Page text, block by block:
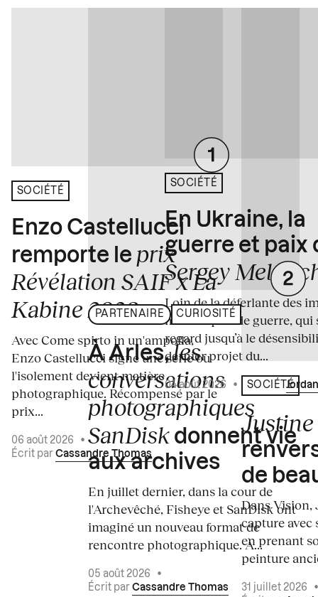
SOCIÉTÉ
Enzo Castellucci
remporte le prix
Révélation SAIF x La
Kabine 2026
Avec Come spirto in un'ampolla,
Enzo Castellucci signe une série où
l'isolement devient matière
photographique. Récompensé par le
prix...
06 août 2026
•
Écrit par Cassandre Thomas
PARTENAIRE CURIOSITÉ
À Arles,les
conversations
photographiques
SanDisk donnent vie
aux archives
En juillet dernier, dans la cour de
l'Archevêché, Fisheye et SanDisk ont
imaginé un nouveau format de
rencontre photographique. À...
05 août 2026
•
Écrit par Cassandre Thomas
SOCIÉTÉ
En Ukraine, la
guerre et paix
Sergey
Loin de la déferlante des
médiatiques de guerre, qui
regard jusqu’à le
dernier projet du...
04 août 2026 • Écrit par
SOCIÉTÉ
de
Dans
capture avec
en prenant
peinture
31 juillet 2026